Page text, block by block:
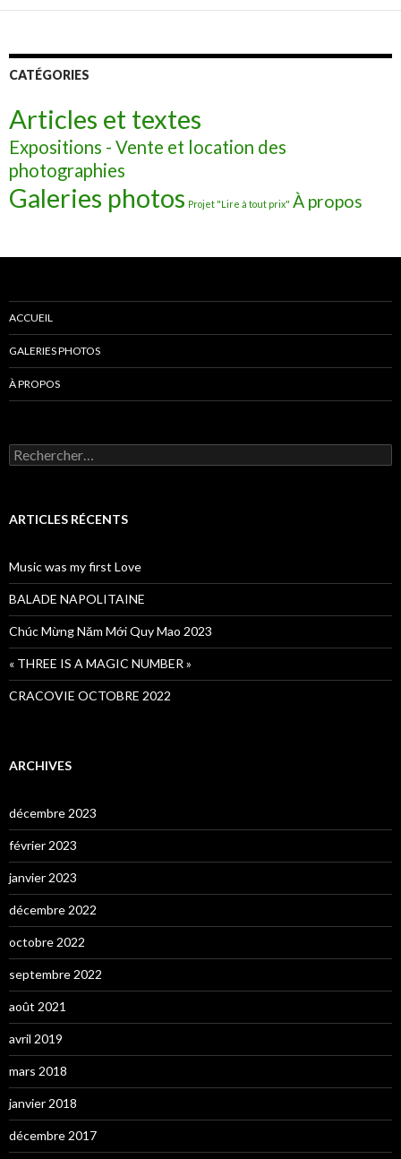
CATÉGORIES
Articles et textes
Expositions - Vente et location des
photographies
Galeries photos Projet "Lire à tout prix" À propos
ACCUEIL
GALERIES PHOTOS
À PROPOS
Rechercher :
ARTICLES RÉCENTS
Music was my first Love
BALADE NAPOLITAINE
Chúc Mừng Năm Mới Quy Mao 2023
« THREE IS A MAGIC NUMBER »
CRACOVIE OCTOBRE 2022
ARCHIVES
décembre 2023
février 2023
janvier 2023
décembre 2022
octobre 2022
septembre 2022
août 2021
avril 2019
mars 2018
janvier 2018
décembre 2017